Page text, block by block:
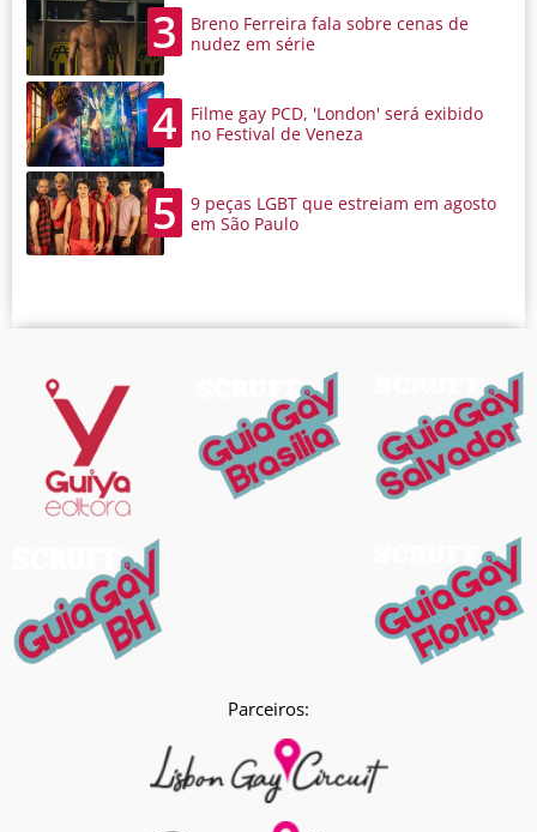
3
Breno Ferreira fala sobre cenas de
nudez em série
4
Filme gay PCD, 'London' será exibido
no Festival de Veneza
5
9 peças LGBT que estreiam em agosto
em São Paulo
Parceiros: